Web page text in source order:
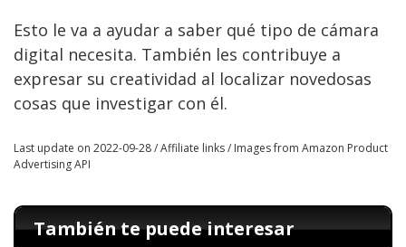
Esto le va a ayudar a saber qué tipo de cámara
digital necesita. También les contribuye a
expresar su creatividad al localizar novedosas
cosas que investigar con él.
Last update on 2022-09-28 / Affiliate links / Images from Amazon Product
Advertising API
También te puede interesar